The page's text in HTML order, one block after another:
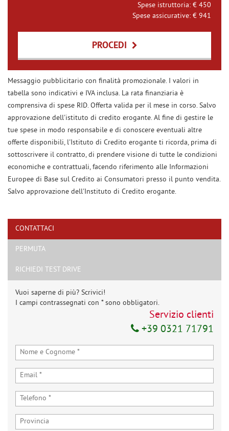
Spese istruttoria: € 450
Spese assicurative: € 941
PROCEDI
Contattaci
Ho letto e accetto
Acconsento al trattamento dei miei dati per finalità di marketing
Invia la tua richiesta
Messaggio pubblicitario con finalità promozionale. I valori in
tabella sono indicativi e IVA inclusa. La rata finanziaria è
comprensiva di spese RID. Offerta valida per il mese in corso. Salvo
approvazione dell'istituto di credito erogante. Al fine di gestire le
tue spese in modo responsabile e di conoscere eventuali altre
offerte disponibili, l'Istituto di Credito erogante ti ricorda, prima di
sottoscrivere il contratto, di prendere visione di tutte le condizioni
economiche e contrattuali, facendo riferimento alle Informazioni
Europee di Base sul Credito ai Consumatori presso il punto vendita.
Salvo approvazione dell'Instituto di Credito erogante.
CONTATTACI
PERMUTA
RICHIEDI TEST DRIVE
Vuoi saperne di più? Scrivici!
I campi contrassegnati con * sono obbligatori.
Servizio clienti
+39 0321 71791